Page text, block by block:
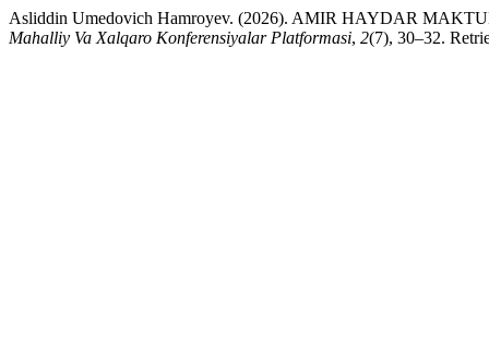
Asliddin Umedovich Hamroyev. (2026). AMIR HAYDAR
Mahalliy Va Xalqaro Konferensiyalar Platformasi, 2(7), 30–32.